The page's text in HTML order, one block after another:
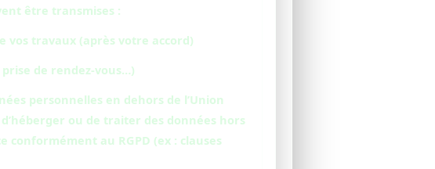
être transmises :
vos travaux (après votre accord)
de rendez-vous…)
personnelles en dehors de l’Union
ou de traiter des données hors
conformément au RGPD (ex : clauses